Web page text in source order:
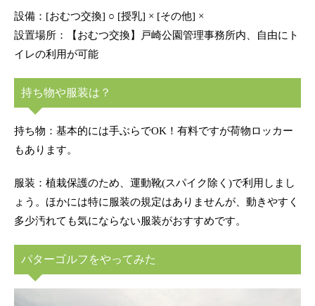
設備：[おむつ交換] ○ [授乳] × [その他] ×
設置場所：【おむつ交換】戸崎公園管理事務所内、自由にト
イレの利用が可能
持ち物や服装は？
持ち物：基本的には手ぶらでOK！有料ですが荷物ロッカー
もあります。
服装：植栽保護のため、運動靴(スパイク除く)で利用しまし
ょう。ほかには特に服装の規定はありませんが、動きやすく
多少汚れても気にならない服装がおすすめです。
パターゴルフをやってみた